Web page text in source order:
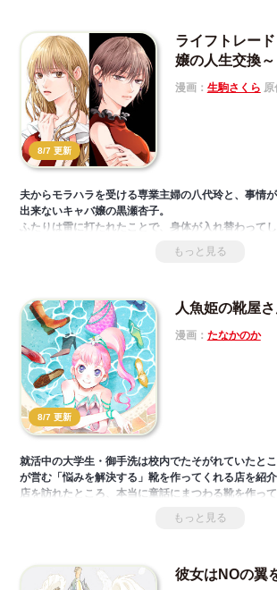
8/7 更新
ライフトレー
嬢の人生交換～
漫画： 生駒さくら 原
夫からモラハラを受ける専業主婦の八代玲と、事情
出来ないキャバ嬢の黒瀬杏子。
ふたりは雷に打たれたことで、身体が入れ替わってし
もっと見る
8/7 更新
人魚姫の靴屋
漫画： たなかのか
就活中の大学生・御手洗は校内でたそがれていたと
が営む「悩みを解決する」靴を作ってくれる店を紹
店を訪れたところ、本当に童話にまつわる靴を作
もっと見る
彼女はNOの翼